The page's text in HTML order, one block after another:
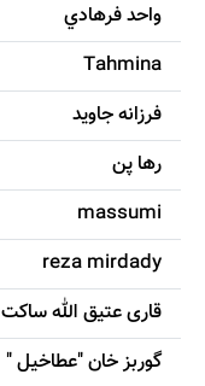
واحد فرهادي
Tahmina
فرزانه جاويد
رها پن
massumi
reza mirdady
قاری عتیق الله ساکت
گوربز خان "عطاخیل "